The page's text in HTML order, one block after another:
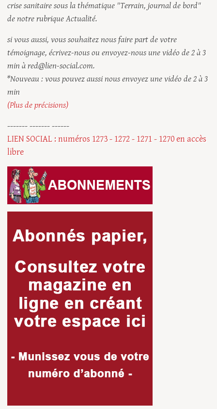
crise sanitaire sous la thématique "Terrain, journal de bord"
de notre rubrique Actualité.
si vous aussi, vous souhaitez nous faire part de votre
témoignage, écrivez-nous ou envoyez-nous une vidéo de 2 à 3
min à red@lien-social.com.
*Nouveau : vous pouvez aussi nous envoyez une vidéo de 2 à 3
min
(Plus de précisions)
------- ------- ------
LIEN SOCIAL : numéros 1273 - 1272 - 1271 - 1270 en accès
libre